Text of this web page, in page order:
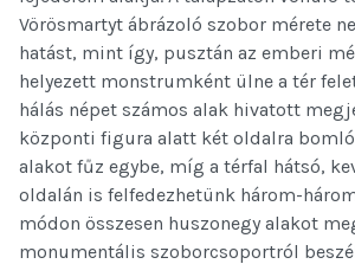
Vörösmartyt ábrázoló szobor mérete
hatást, mint így, pusztán az emberi
helyezett monstrumként ülne a tér
hálás népet számos alak hivatott
központi figura alatt két oldalra
alakot fűz egybe, míg a térfal hátsó,
oldalán is felfedezhetünk három-
módon összesen huszonegy alakot
monumentális szoborcsoportról